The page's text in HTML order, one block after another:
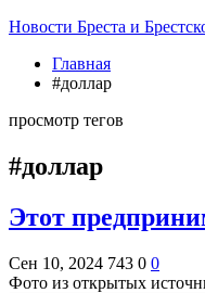
Новости Бреста и
Главная
#доллар
просмотр тегов
#доллар
Этот
Сен 10, 2024 743 0 0
Фото из открытых